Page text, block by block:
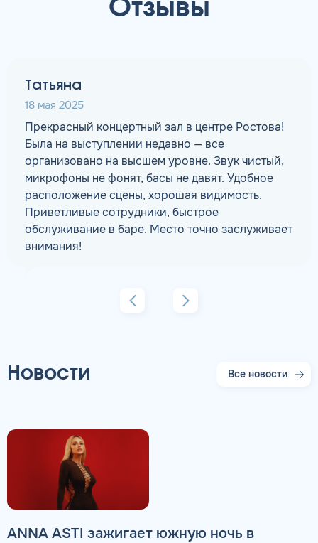
Отзывы
Татьяна
18 мая 2025
Прекрасный концертный зал в центре Ростова!
Была на выступлении недавно — все
организовано на высшем уровне. Звук чистый,
микрофоны не фонят, басы не давят. Удобное
расположение сцены, хорошая видимость.
Приветливые сотрудники, быстрое
обслуживание в баре. Место точно заслуживает
внимания!
Новости Все новости
ANNA ASTI зажигает южную ночь в